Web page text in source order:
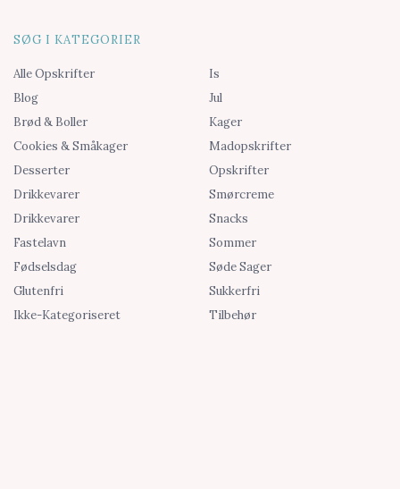
SØG I KATEGORIER
Alle Opskrifter
Blog
Brød & Boller
Cookies & Småkager
Desserter
Drikkevarer
Drikkevarer
Fastelavn
Fødselsdag
Glutenfri
Ikke-Kategoriseret
Is
Jul
Kager
Madopskrifter
Opskrifter
Smørcreme
Snacks
Sommer
Søde Sager
Sukkerfri
Tilbehør